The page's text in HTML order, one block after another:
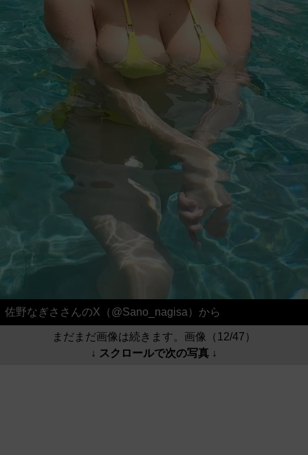
佐野なぎささんのX（@Sano_nagisa）から
まだまだ画像は続きます。画像（12/47）
↓ スクロールで次の写真 ↓